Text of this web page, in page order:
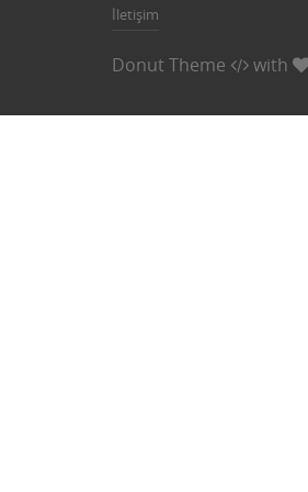
İletişim
Donut Theme with